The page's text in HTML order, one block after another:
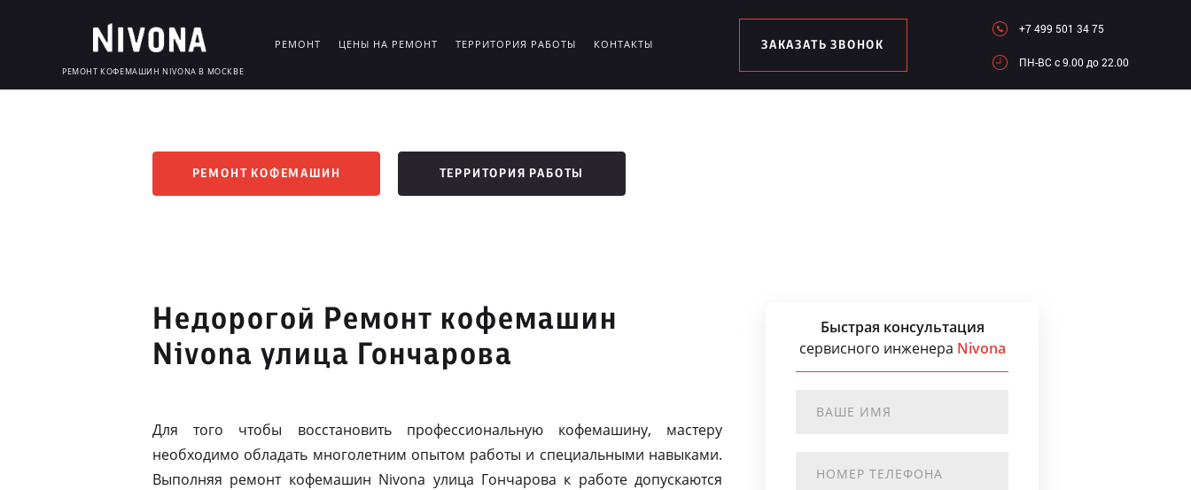
РЕМОНТ КОФЕМАШИН NIVONA В МОСКВЕ
РЕМОНТ ЦЕНЫ НА РЕМОНТ ТЕРРИТОРИЯ РАБОТЫ КОНТАКТЫ ЗАКАЗАТЬ ЗВОНОК
+7 499 501 34 75
ПН-ВC c 9.00 до 22.00
РЕМОНТ КОФЕМАШИН ТЕРРИТОРИЯ РАБОТЫ
Недорогой Ремонт кофемашин
Nivona улица Гончарова
Для того чтобы восстановить профессиональную кофемашину, мастеру
необходимо обладать многолетним опытом работы и специальными навыками.
Выполняя ремонт кофемашин Nivona улица Гончарова к работе допускаются
Быстрая консультация
сервисного инженера Nivona